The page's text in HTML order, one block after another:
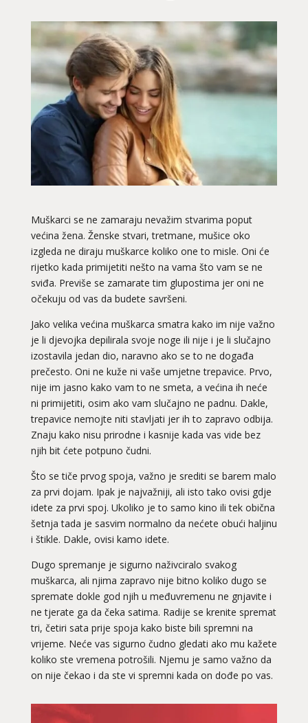
Muškarci se ne zamaraju nevažim stvarima poput
većina žena. Ženske stvari, tretmane, mušice oko
izgleda ne diraju muškarce koliko one to misle. Oni će
rijetko kada primijetiti nešto na vama što vam se ne
sviđa. Previše se zamarate tim glupostima jer oni ne
očekuju od vas da budete savršeni.
Jako velika većina muškarca smatra kako im nije važno
je li djevojka depilirala svoje noge ili nije i je li slučajno
izostavila jedan dio, naravno ako se to ne događa
prečesto. Oni ne kuže ni vaše umjetne trepavice. Prvo,
nije im jasno kako vam to ne smeta, a većina ih neće
ni primijetiti, osim ako vam slučajno ne padnu. Dakle,
trepavice nemojte niti stavljati jer ih to zapravo odbija.
Znaju kako nisu prirodne i kasnije kada vas vide bez
njih bit ćete potpuno čudni.
Što se tiče prvog spoja, važno je srediti se barem malo
za prvi dojam. Ipak je najvažniji, ali isto tako ovisi gdje
idete za prvi spoj. Ukoliko je to samo kino ili tek obična
šetnja tada je sasvim normalno da nećete obući haljinu
i štikle. Dakle, ovisi kamo idete.
Dugo spremanje je sigurno naživciralo svakog
muškarca, ali njima zapravo nije bitno koliko dugo se
spremate dokle god njih u međuvremenu ne gnjavite i
ne tjerate ga da čeka satima. Radije se krenite spremat
tri, četiri sata prije spoja kako biste bili spremni na
vrijeme. Neće vas sigurno čudno gledati ako mu kažete
koliko ste vremena potrošili. Njemu je samo važno da
on nije čekao i da ste vi spremni kada on dođe po vas.